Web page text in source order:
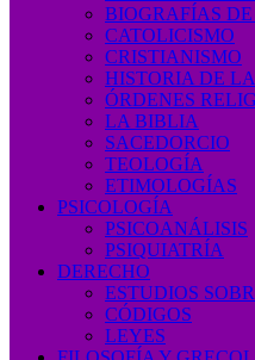
BIOGRAFÍAS
CATOLICISMO
CRISTIANISMO
HISTORIA DE
ÓRDENES
LA BIBLIA
SACEDORCIO
TEOLOGÍA
ETIMOLOGÍAS
PSICOLOGÍA
PSICOANÁLISIS
PSIQUIATRÍA
DERECHO
ESTUDIOS
CÓDIGOS
LEYES